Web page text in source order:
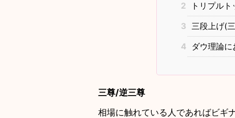
2
トリプル
3 三段上げ(
4
ダウ理論
三尊/逆三尊
相場に触れている人であればビギ